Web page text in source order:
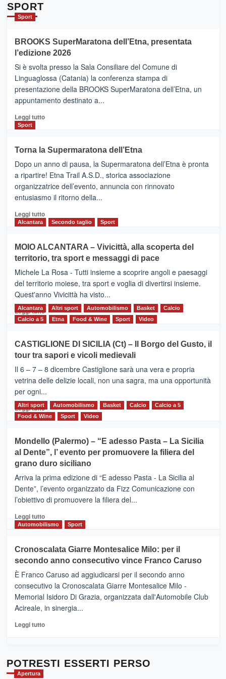
con
la
Al
via
i
collegamenti
SPORT
Sport
BROOKS SuperMaratona dell’Etna, presentata
l’edizione 2026
Si è svolta presso la Sala Consiliare del Comune di
Linguaglossa (Catania) la conferenza stampa di
presentazione della BROOKS SuperMaratona dell’Etna, un
appuntamento destinato a...
Leggi tuttoLeggi
BROOKS
SuperMaratona
dell’Etna,
presentata
l’edizione
2026
Sport
Torna la Supermaratona dell’Etna
Dopo un anno di pausa, la Supermaratona dell’Etna è pronta
a ripartire! Etna Trail A.S.D., storica associazione
organizzatrice dell’evento, annuncia con rinnovato
entusiasmo il ritorno della...
Leggi tuttoLeggi
Torna
la
Supermaratona
dell’Etna
Alcantara Secondo taglio Sport
MOIO ALCANTARA – Vivicittà, alla scoperta del
territorio, tra sport e messaggi di pace
Michele La Rosa - Tutti insieme a scoprire angoli e paesaggi
del territorio moiese, tra sport e voglia di divertirsi insieme.
Quest'anno Vivicittà ha visto...
Leggi tutto Leggi
MOIO
ALCANTARA
–
Vivicittà,
alla
scoperta
del
territorio,
e
messaggi
di
Alcantara Altri sport Automobilismo Basket
Calcio
Calcio a 5
Etna Food & Wine Sport Video
CASTIGLIONE DI SICILIA (Ct) – Il Borgo del Gusto, il
tour tra sapori e vicoli medievali
Il 6 – 7 – 8 dicembre Castiglione sarà una vera e propria
vetrina delle delizie locali, non una sagra, ma una opportunità
per ogni...
Leggi tuttoLeggi
di
CASTIGLIONE
DI
SICILIA
(Ct)
–
Il
Borgo
Gusto,
il
tra
sapori
vicoli
medievali
Altri sport Automobilismo Basket Calcio
Calcio a 5
Food & Wine
Sport Video
Mondello (Palermo) – “E adesso Pasta – La Sicilia
al Dente”, l’ evento per promuovere la filiera del
grano duro siciliano
Arriva la prima edizione di “E adesso Pasta - La Sicilia al
Dente”, l’evento organizzato da Fizz Comunicazione con
l’obiettivo di promuovere la filiera del...
Leggi tuttoLeggi
di
Mondello
(Palermo)
–
“E
adesso
Pasta
–
Sicilia
l’
evento
Automobilismo Sport
Cronoscalata Giarre Montesalice Milo: per il
secondo anno consecutivo vince Franco Caruso
È Franco Caruso ad aggiudicarsi per il secondo anno
consecutivo la Cronoscalata Giarre Montesalice Milo -
Memorial Isidoro Di Grazia, organizzata dall'Automobile Club
Acireale, in sinergia...
Leggi tuttoLeggi
Cronoscalata
POTRESTI ESSERTI PERSO
Apertura